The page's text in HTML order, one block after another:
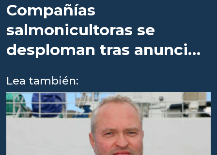
Compañías
salmonicultoras se
desploman tras anuncio
Lea también: